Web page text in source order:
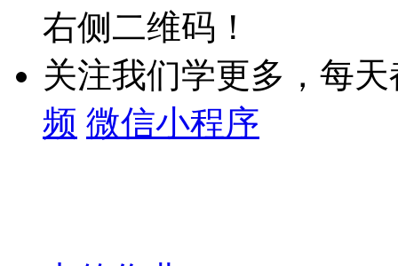
右侧二维码！
关注我们学更多，每
频 微信小程序